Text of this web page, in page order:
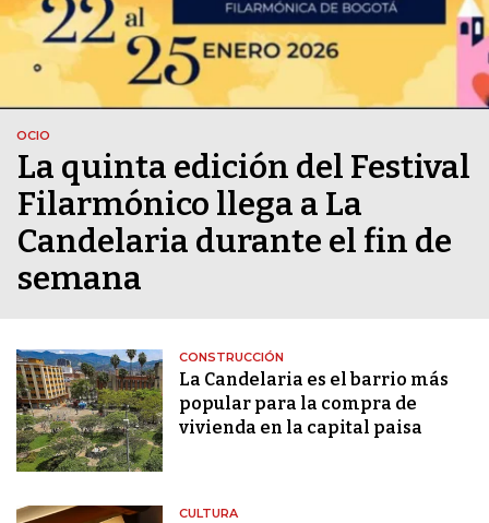
OCIO
La quinta edición del Festival
Filarmónico llega a La
Candelaria durante el fin de
semana
CONSTRUCCIÓN
La Candelaria es el barrio más
popular para la compra de
vivienda en la capital paisa
CULTURA